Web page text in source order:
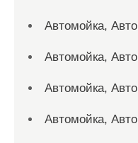
Автомойка,
Автомойка,
Автомойка,
Автомойка,